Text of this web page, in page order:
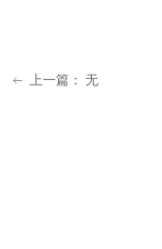
ꂃ 上一篇： 无